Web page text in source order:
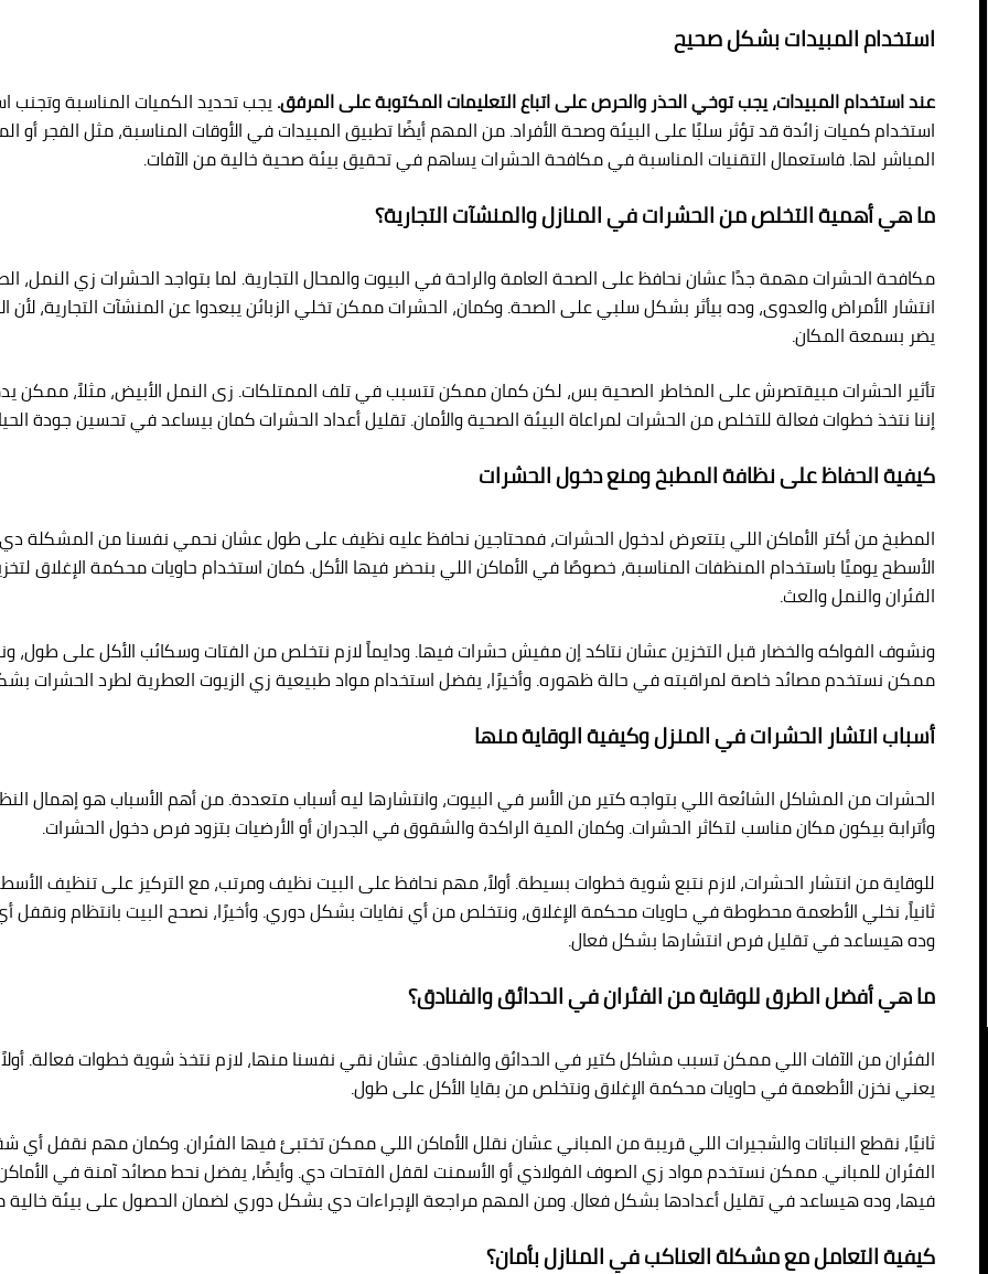
استخدام المبيدات بشكل صحيح
عند استخدام المبيدات، يجب توخي الحذر والحرص على اتباع التعليمات المكتوبة على المرفق. يجب تحديد الكميات المناسبة وتجنب
استخدام كميات زائدة قد تؤثر سلبًا على البيئة وصحة الأفراد. من المهم أيضًا تطبيق المبيدات في الأوقات المناسبة، مثل الفجر أو
المباشر لها. فاستعمال التقنيات المناسبة في مكافحة الحشرات يساهم في تحقيق بيئة صحية خالية من الآفات.
ما هي أهمية التخلص من الحشرات في المنازل والمنشآت التجارية؟
مكافحة الحشرات مهمة جدًا عشان نحافظ على الصحة العامة والراحة في البيوت والمحال التجارية. لما بتواجد الحشرات زي
انتشار الأمراض والعدوى، وده بيأثر بشكل سلبي على الصحة. وكمان، الحشرات ممكن تخلي الزبائن يبعدوا عن المنشآت التجارية،
يضر بسمعة المكان.
تأثير الحشرات مبيقتصرش على المخاطر الصحية بس، لكن كمان ممكن تتسبب في تلف الممتلكات. زى النمل الأبيض، مثلاً، ممكن
إننا نتخذ خطوات فعالة للتخلص من الحشرات لمراعاة البيئة الصحية والأمان. تقليل أعداد الحشرات كمان بيساعد في تحسين جودة
كيفية الحفاظ على نظافة المطبخ ومنع دخول الحشرات
المطبخ من أكتر الأماكن اللي بتتعرض لدخول الحشرات، فمحتاجين نحافظ عليه نظيف على طول عشان نحمي نفسنا من المشكلة
الأسطح يوميًا باستخدام المنظفات المناسبة، خصوصًا في الأماكن اللي بنحضر فيها الأكل. كمان استخدام حاويات محكمة الإغلاق
الفئران والنمل والعث.
ونشوف الفواكه والخضار قبل التخزين عشان نتاكد إن مفيش حشرات فيها. ودايماً لازم نتخلص من الفتات وسكائب الأكل على طول،
ممكن نستخدم مصائد خاصة لمراقبته في حالة ظهوره. وأخيرًا، يفضل استخدام مواد طبيعية زي الزيوت العطرية لطرد الحشرات
أسباب انتشار الحشرات في المنزل وكيفية الوقاية منها
الحشرات من المشاكل الشائعة اللي بتواجه كتير من الأسر في البيوت، وانتشارها ليه أسباب متعددة. من أهم الأسباب هو إهمال
وأترابة بيكون مكان مناسب لتكاثر الحشرات. وكمان المية الراكدة والشقوق في الجدران أو الأرضيات بتزود فرص دخول الحشرات.
للوقاية من انتشار الحشرات، لازم نتبع شوية خطوات بسيطة. أولاً، مهم نحافظ على البيت نظيف ومرتب، مع التركيز على تنظيف
ثانياً، نخلي الأطعمة محطوطة في حاويات محكمة الإغلاق، ونتخلص من أي نفايات بشكل دوري. وأخيرًا، نصحح البيت بانتظام
وده هيساعد في تقليل فرص انتشارها بشكل فعال.
ما هي أفضل الطرق للوقاية من الفئران في الحدائق والفنادق؟
الفئران من الآفات اللي ممكن تسبب مشاكل كتير في الحدائق والفنادق. عشان نقي نفسنا منها، لازم نتخذ شوية خطوات فعالة.
يعني نخزن الأطعمة في حاويات محكمة الإغلاق ونتخلص من بقايا الأكل على طول.
ثانيًا، نقطع النباتات والشجيرات اللي قريبة من المباني عشان نقلل الأماكن اللي ممكن تختبئ فيها الفئران. وكمان مهم
الفئران للمباني. ممكن نستخدم مواد زي الصوف الفولاذي أو الأسمنت لقفل الفتحات دي. وأيضًا، يفضل نحط مصائد آمنة في
فيها، وده هيساعد في تقليل أعدادها بشكل فعال. ومن المهم مراجعة الإجراءات دي بشكل دوري لضمان الحصول على بيئة خالية
كيفية التعامل مع مشكلة العناكب في المنازل بأمان؟